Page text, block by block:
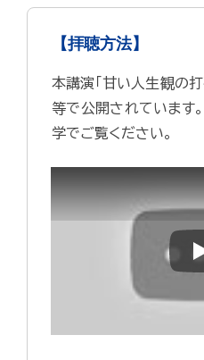
【拝聴方法】
本講演「甘い人生観の打
等で公開されています
学でご覧ください。